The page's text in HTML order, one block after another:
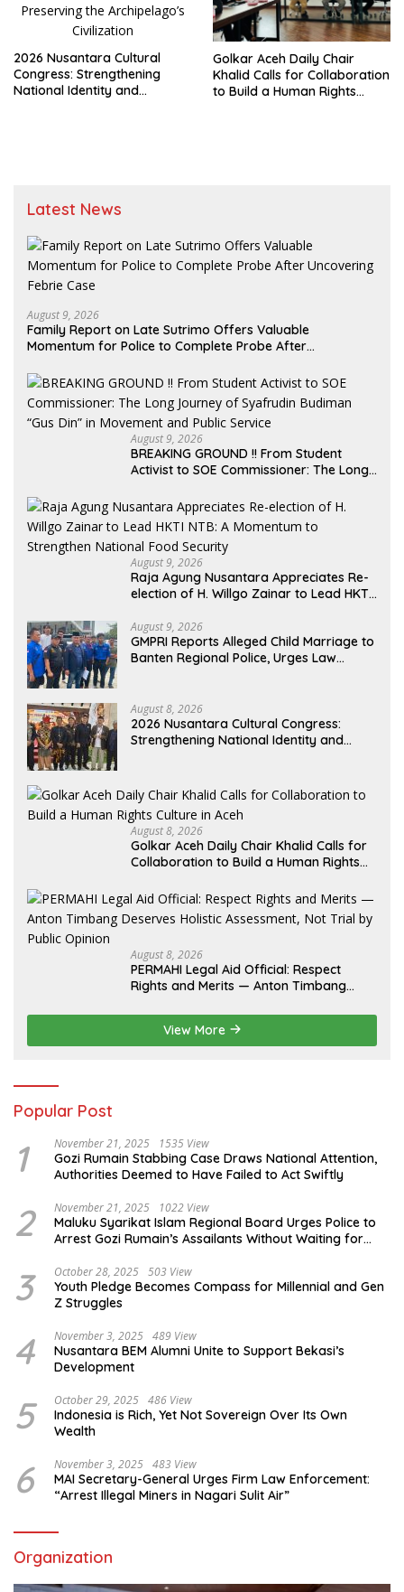
2026 Nusantara Cultural
Congress: Strengthening
National Identity and
Golkar Aceh Daily Chair
Khalid Calls for Collaboration
to Build a Human Rights
Latest News
August 9, 2026
Family Report on Late Sutrimo Offers Valuable
Momentum for Police to Complete Probe After
August 9, 2026
BREAKING GROUND !! From Student
Activist to SOE Commissioner: The Long
in Movement and Public Service
August 9, 2026
Raja Agung Nusantara Appreciates Re-
election of H. Willgo Zainar to Lead HKTI
National Food Security
August 9, 2026
GMPRI Reports Alleged Child Marriage to
Banten Regional Police, Urges Law
August 8, 2026
2026 Nusantara Cultural Congress:
Strengthening National Identity and
August 8, 2026
Golkar Aceh Daily Chair Khalid Calls for
Collaboration to Build a Human Rights
August 8, 2026
PERMAHI Legal Aid Official: Respect
Rights and Merits — Anton Timbang
by Public Opinion
View More
Popular Post
1 November 21, 2025 1535 View
Gozi Rumain Stabbing Case Draws National Attention,
Authorities Deemed to Have Failed to Act Swiftly
2 November 21, 2025 1022 View
Maluku Syarikat Islam Regional Board Urges Police to
Arrest Gozi Rumain’s Assailants Without Waiting for
3 October 28, 2025 503 View
Youth Pledge Becomes Compass for Millennial and Gen
Z Struggles
4 November 3, 2025 489 View
Nusantara BEM Alumni Unite to Support Bekasi’s
Development
5 October 29, 2025 486 View
Indonesia is Rich, Yet Not Sovereign Over Its Own
Wealth
6 November 3, 2025 483 View
MAI Secretary-General Urges Firm Law Enforcement:
“Arrest Illegal Miners in Nagari Sulit Air”
Organization